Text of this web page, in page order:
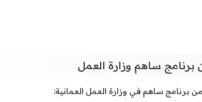
برنامج ساهم وزارة العمل
من برنامج ساهم في وزارة العمل العمانية: